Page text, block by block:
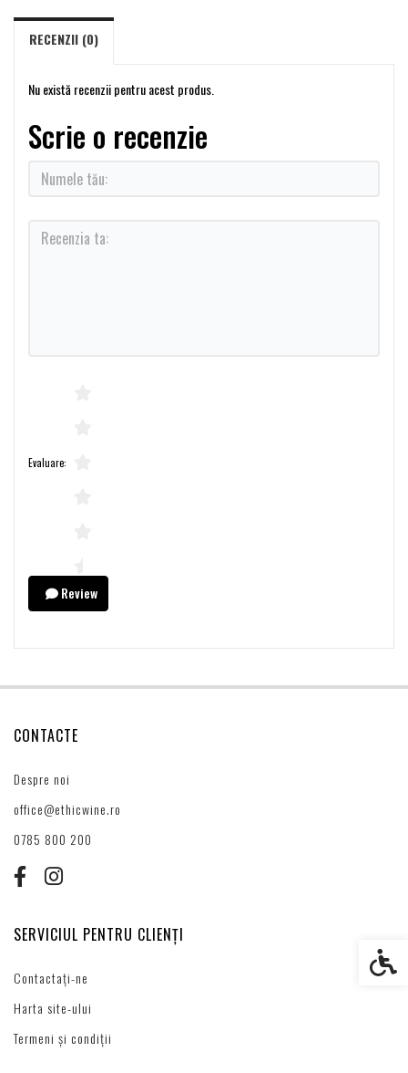
RECENZII (0)
Nu există recenzii pentru acest produs.
Scrie o recenzie
Evaluare:
Review
CONTACTE
Despre noi
office@ethicwine.ro
0785 800 200
SERVICIUL PENTRU CLIENȚI
Contactați-ne
Harta site-ului
Termeni și condiții
Setări